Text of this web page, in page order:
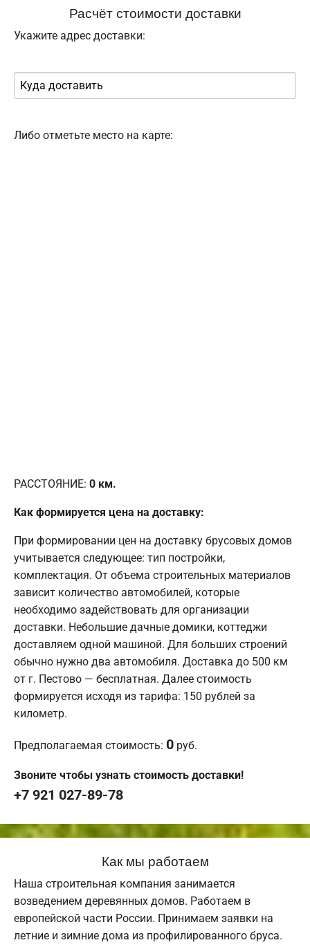
Расчёт стоимости доставки
Укажите адрес доставки:
Либо отметьте место на карте:
РАССТОЯНИЕ: 0 км.
Как формируется цена на доставку:
При формировании цен на доставку брусовых домов
учитывается следующее: тип постройки,
комплектация. От объема строительных материалов
зависит количество автомобилей, которые
необходимо задействовать для организации
доставки. Небольшие дачные домики, коттеджи
доставляем одной машиной. Для больших строений
обычно нужно два автомобиля. Доставка до 500 км
от г. Пестово — бесплатная. Далее стоимость
формируется исходя из тарифа: 150 рублей за
километр.
Предполагаемая стоимость: 0 руб.
Звоните чтобы узнать стоимость доставки!
+7 921 027-89-78
Как мы работаем
Наша строительная компания занимается
возведением деревянных домов. Работаем в
европейской части России. Принимаем заявки на
летние и зимние дома из профилированного бруса.